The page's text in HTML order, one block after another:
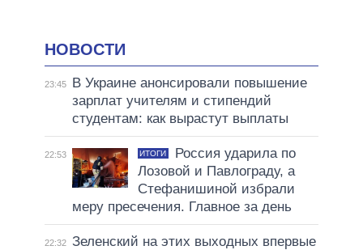
НОВОСТИ
23:45
В Украине анонсировали повышение
зарплат учителям и стипендий
студентам: как вырастут выплаты
22:53 ИТОГИ
Россия ударила по
Лозовой и Павлограду, а
Стефанишиной избрали
меру пресечения. Главное за день
22:32 Зеленский на этих выходных впервые